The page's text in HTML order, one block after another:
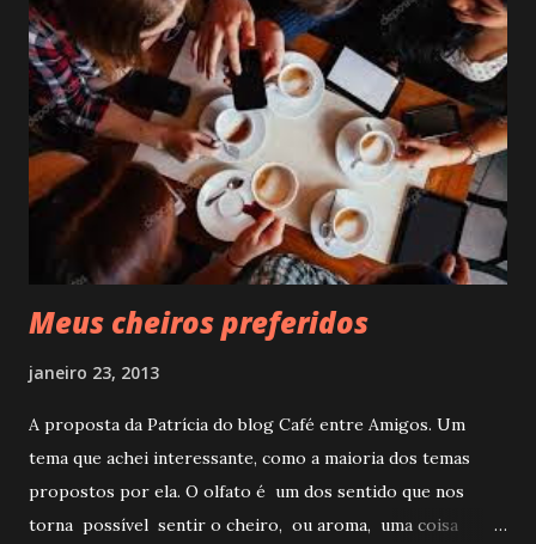
melhorado no próximo ano. É sempre assim! O ano foi
cheio de acontecimentos trágicos; as enchentes que
mataram centenas de pessoas em várias regiões do país;
em Alagoas foram 36 mortes e 76 desaparecidos; em
Pernambuco foram 17 mortes; no Rio de janeiro, segundo o
Corpo de Bombeiros do Estado, 120 pessoas teriam
morrido em decorrência das enchentes. São Luiz do
Paraitinga, no Estado de São Paulo foi arrasado, causando
um prejuízo de grandes proporções. O mundo, a...
Meus cheiros preferidos
janeiro 23, 2013
A proposta da Patrícia do blog Café entre Amigos. Um
tema que achei interessante, como a maioria dos temas
propostos por ela. O olfato é um dos sentido que nos
torna possível sentir o cheiro, ou aroma, uma coisa